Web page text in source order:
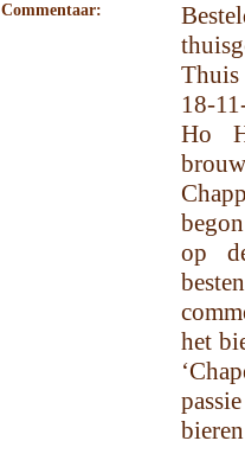
Commentaar:
18-
Ho
op
het